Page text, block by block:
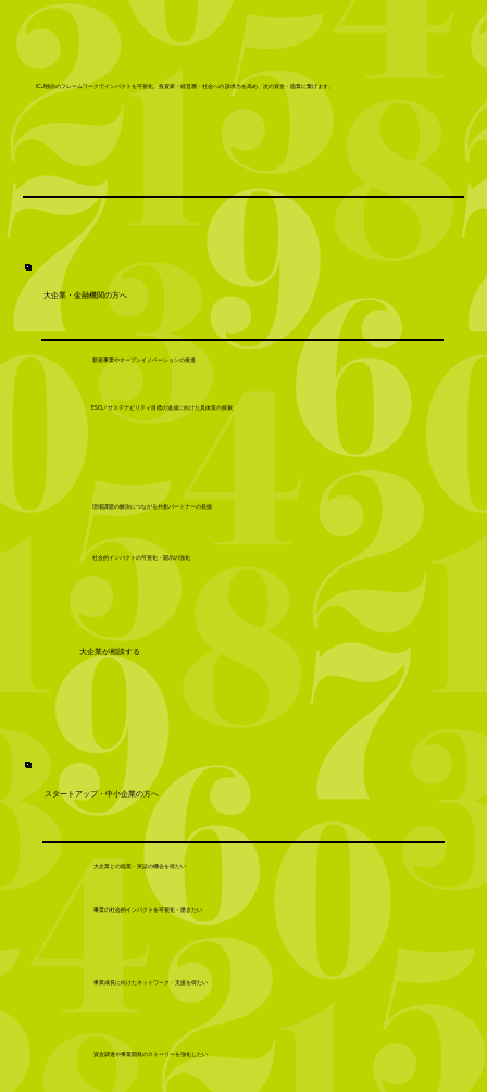
ICJ独自のフレームワークでインパクトを可視化。投資家・経営層・社会への 訴求力を高め、次の資金・協業に繋げます。
大企業が相談する
大企業・金融機関の方へ
新規事業やオープンイノベーションの推進
ESG／サステナビリティ目標の達成に向けた具体策の探索
現場課題の解決につながる共創パートナーの発掘
社会的インパクトの可視化・開示の強化
スタートアップ・中小企業の方へ
大企業との協業・実証の機会を得たい
事業の社会的インパクトを可視化・磨きたい
事業成長に向けたネットワーク・支援を得たい
資金調達や事業開発のストーリーを強化したい